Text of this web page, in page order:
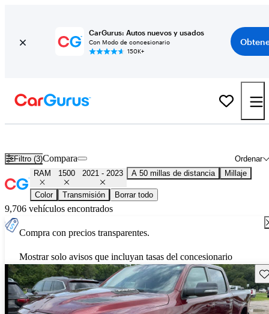
CarGurus: Autos nuevos y usados
Con Modo de concesionario
150K+
Filtro (3) Ordenar
Compara
RAM 1500 2021 - 2023 A 50 millas de distancia Millaje
Color Transmisión Borrar todo
9,706 vehículos encontrados
Compra con precios transparentes.
Mostrar solo avisos que incluyan tasas del concesionario